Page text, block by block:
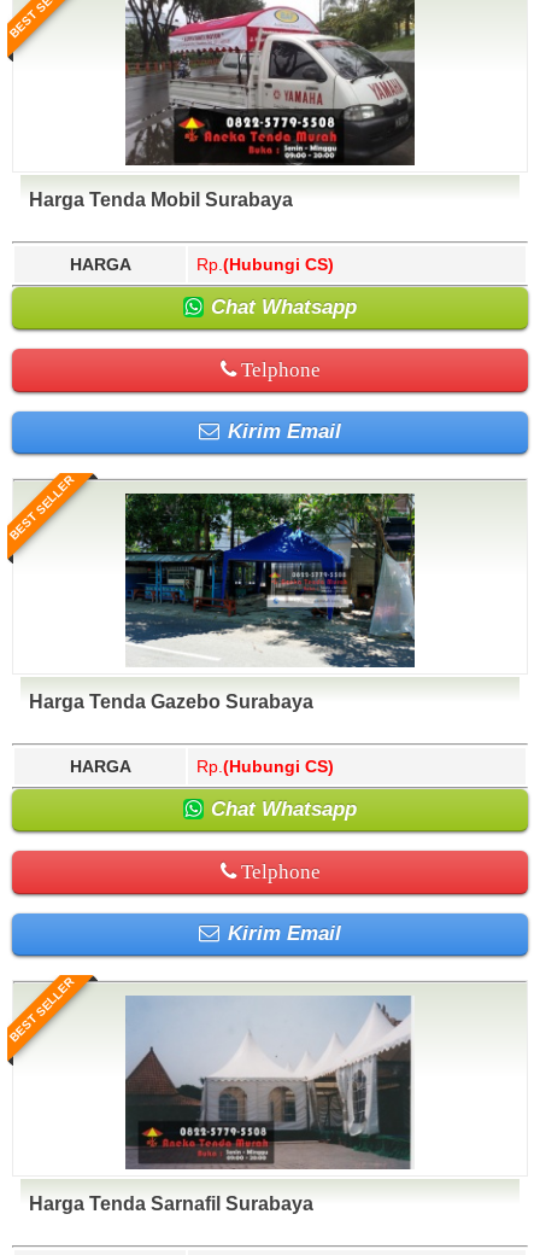
Harga Tenda Mobil Surabaya
HARGA Rp. (Hubungi CS)
Chat Whatsapp
Telphone
Kirim Email
BEST SELLER
Harga Tenda Gazebo Surabaya
HARGA Rp. (Hubungi CS)
Chat Whatsapp
Telphone
Kirim Email
BEST SELLER
Harga Tenda Sarnafil Surabaya